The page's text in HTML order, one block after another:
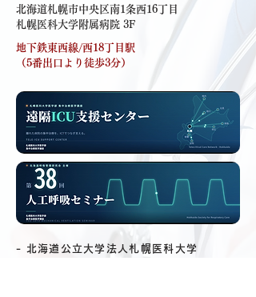
北海道札幌市中央区南1条西16丁目
札幌医科大学附属病院 3F
地下鉄東西線/西18丁目駅
（5番出口より徒歩3分）
- 北海道公立大学法人札幌医科大学